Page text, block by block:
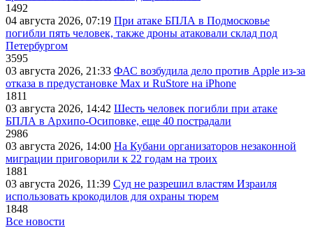
1492
04 августа 2026, 07:19 При атаке БПЛА в Подмосковье
погибли пять человек, также дроны атаковали склад под
Петербургом
3595
03 августа 2026, 21:33 ФАС возбудила дело против Apple из-за
отказа в предустановке Max и RuStore на iPhone
1811
03 августа 2026, 14:42 Шесть человек погибли при атаке
БПЛА в Архипо-Осиповке, еще 40 пострадали
2986
03 августа 2026, 14:00 На Кубани организаторов незаконной
миграции приговорили к 22 годам на троих
1881
03 августа 2026, 11:39 Суд не разрешил властям Израиля
использовать крокодилов для охраны тюрем
1848
Все новости